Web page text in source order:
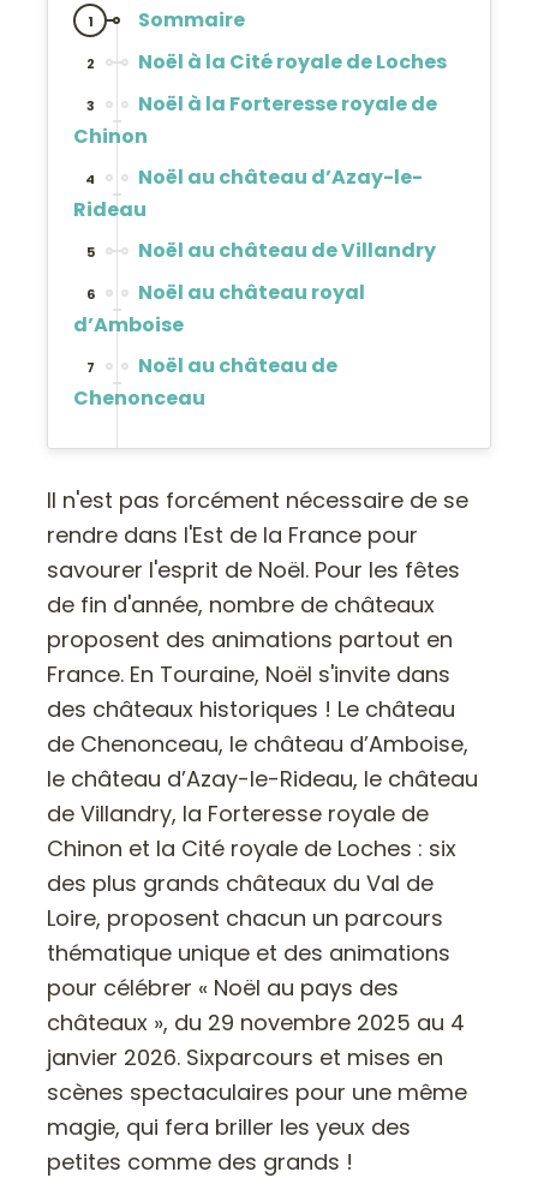
1 Sommaire
2 Noël à la Cité royale de Loches
3
Noël à la Forteresse royale de
Chinon
4
Noël au château d’Azay-le-
Rideau
5 Noël au château de Villandry
6
Noël au château royal
d’Amboise
7
Noël au château de
Chenonceau
Il n'est pas forcément nécessaire de se
rendre dans l'Est de la France pour
savourer l'esprit de Noël. Pour les fêtes
de fin d'année, nombre de châteaux
proposent des animations partout en
France. En Touraine, Noël s'invite dans
des châteaux historiques ! Le château
de Chenonceau, le château d’Amboise,
le château d’Azay-le-Rideau, le château
de Villandry, la Forteresse royale de
Chinon et la Cité royale de Loches : six
des plus grands châteaux du Val de
Loire, proposent chacun un parcours
thématique unique et des animations
pour célébrer « Noël au pays des
châteaux », du 29 novembre 2025 au 4
janvier 2026. Sixparcours et mises en
scènes spectaculaires pour une même
magie, qui fera briller les yeux des
petites comme des grands !